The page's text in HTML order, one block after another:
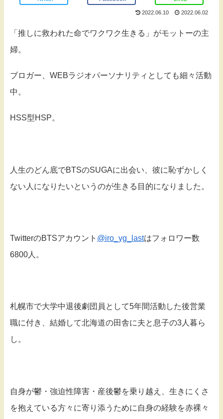
2022.06.10 2022.06.02
「推しに救われた命でワクワク生きる」がモットーの主
婦。
ブロガー、WEBラジオパーソナリティとしても細々活動
中。
HSS型HSP。
人生のどん底でBTSのSUGAに出会い、彼に恥ずかしく
ない人になりたいというのが生きる目的になりました。
TwitterのBTSアカウント @iro_yg_lastはフォロワー数
6800人。
札幌市で大学中退後劇団員として5年間活動した後営業
職に付き、結婚して北海道の田舎に夫と息子の3人暮ら
し。
自身が鬱・強迫性障害・産後鬱を乗り越え、生きにくさ
を抱えている方々に寄り添うために自身の経験を赤裸々